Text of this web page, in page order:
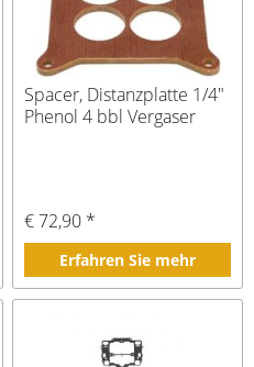
Spacer, Distanzplatte 1/4"
Phenol 4 bbl Vergaser
€ 72,90 *
Erfahren Sie mehr